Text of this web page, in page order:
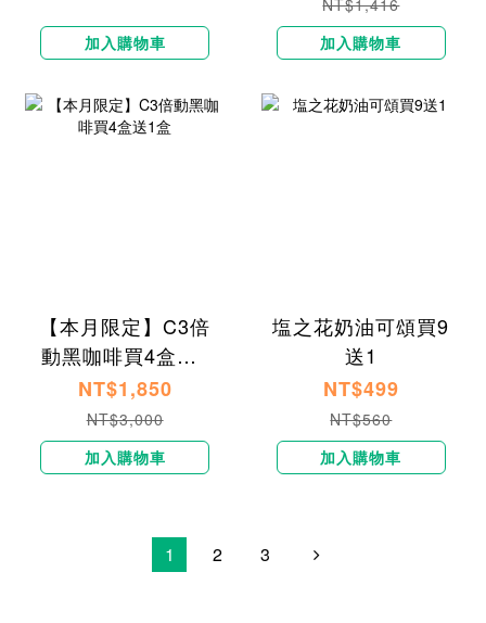
加入購物車
NT$1,416
加入購物車
【本月限定】C3倍
動黑咖啡買4盒送1
盒
NT$1,850
NT$3,000
加入購物車
塩之花奶油可頌買9
送1
NT$499
NT$560
加入購物車
1 2 3